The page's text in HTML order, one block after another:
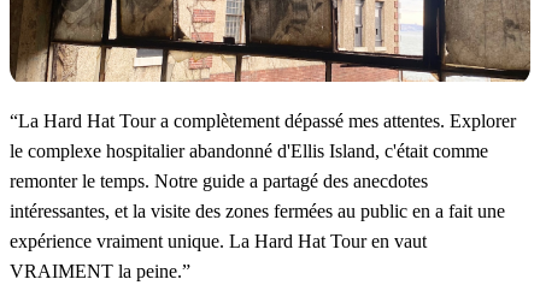
“La Hard Hat Tour a complètement dépassé mes attentes. Explorer
le complexe hospitalier abandonné d'Ellis Island, c'était comme
remonter le temps. Notre guide a partagé des anecdotes
intéressantes, et la visite des zones fermées au public en a fait une
expérience vraiment unique. La Hard Hat Tour en vaut
VRAIMENT la peine.”